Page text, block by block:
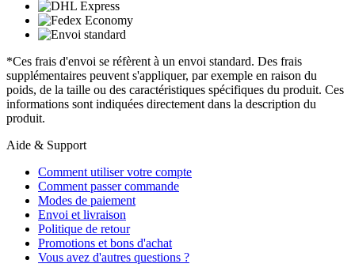
*Ces frais d'envoi se réfèrent à un envoi standard. Des frais
supplémentaires peuvent s'appliquer, par exemple en raison du
poids, de la taille ou des caractéristiques spécifiques du produit. Ces
informations sont indiquées directement dans la description du
produit.
Aide & Support
Comment utiliser votre compte
Comment passer commande
Modes de paiement
Envoi et livraison
Politique de retour
Promotions et bons d'achat
Vous avez d'autres questions ?